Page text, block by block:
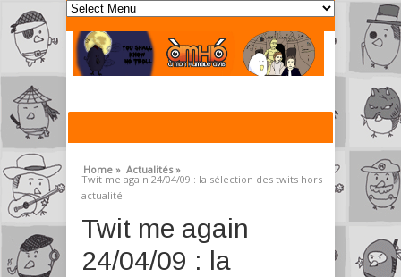
Home » Actualités »
Twit me again 24/04/09 : la sélection des twits hors
actualité
Twit me again
24/04/09 : la